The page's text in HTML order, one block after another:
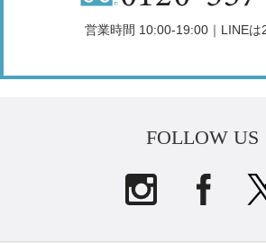
営業時間 10:00-19:00｜LINEは
FOLLOW US